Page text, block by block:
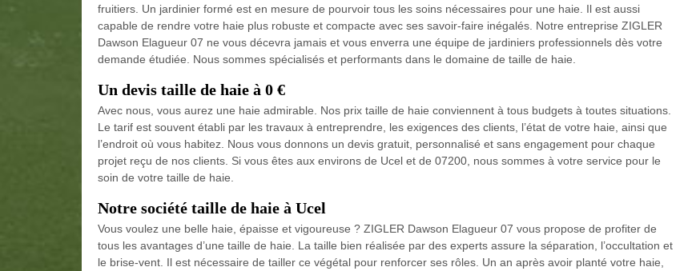
fruitiers. Un jardinier formé est en mesure de pourvoir tous les soins nécessaires pour une haie. Il est aussi
capable de rendre votre haie plus robuste et compacte avec ses savoir-faire inégalés. Notre entreprise ZIGLER
Dawson Elagueur 07 ne vous décevra jamais et vous enverra une équipe de jardiniers professionnels dès votre
demande étudiée. Nous sommes spécialisés et performants dans le domaine de taille de haie.
Un devis taille de haie à 0 €
Avec nous, vous aurez une haie admirable. Nos prix taille de haie conviennent à tous budgets à toutes situations.
Le tarif est souvent établi par les travaux à entreprendre, les exigences des clients, l’état de votre haie, ainsi que
l’endroit où vous habitez. Nous vous donnons un devis gratuit, personnalisé et sans engagement pour chaque
projet reçu de nos clients. Si vous êtes aux environs de Ucel et de 07200, nous sommes à votre service pour le
soin de votre taille de haie.
Notre société taille de haie à Ucel
Vous voulez une belle haie, épaisse et vigoureuse ? ZIGLER Dawson Elagueur 07 vous propose de profiter de
tous les avantages d’une taille de haie. La taille bien réalisée par des experts assure la séparation, l’occultation et
le brise-vent. Il est nécessaire de tailler ce végétal pour renforcer ses rôles. Un an après avoir planté votre haie,